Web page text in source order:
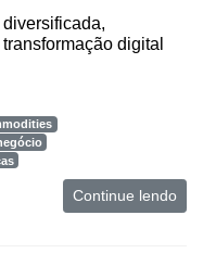
digital
Continue lendo